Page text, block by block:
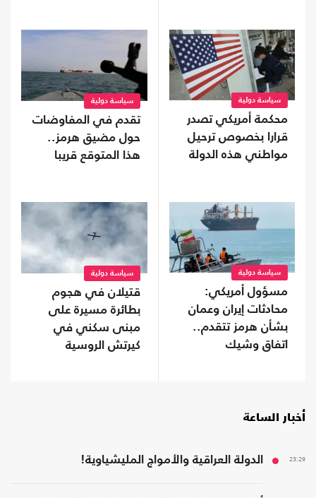
سياسة دولية
محكمة أمريكي تصدر
قرارا بخصوص ترحيل
مواطني هذه الدولة
سياسة دولية
تقدم في المفاوضات
حول مضيق هرمز..
هذا المتوقع قريبا
سياسة دولية
مسؤول أمريكي:
محادثات إيران وعمان
بشأن هرمز تتقدم..
اتفاق وشيك
سياسة دولية
قتيلان في هجوم
بطائرة مسيرة على
مبنى سكني في
كيرتش الروسية
أخبار الساعة
23:29 الدولة العراقية والأمواج المليشياوية!